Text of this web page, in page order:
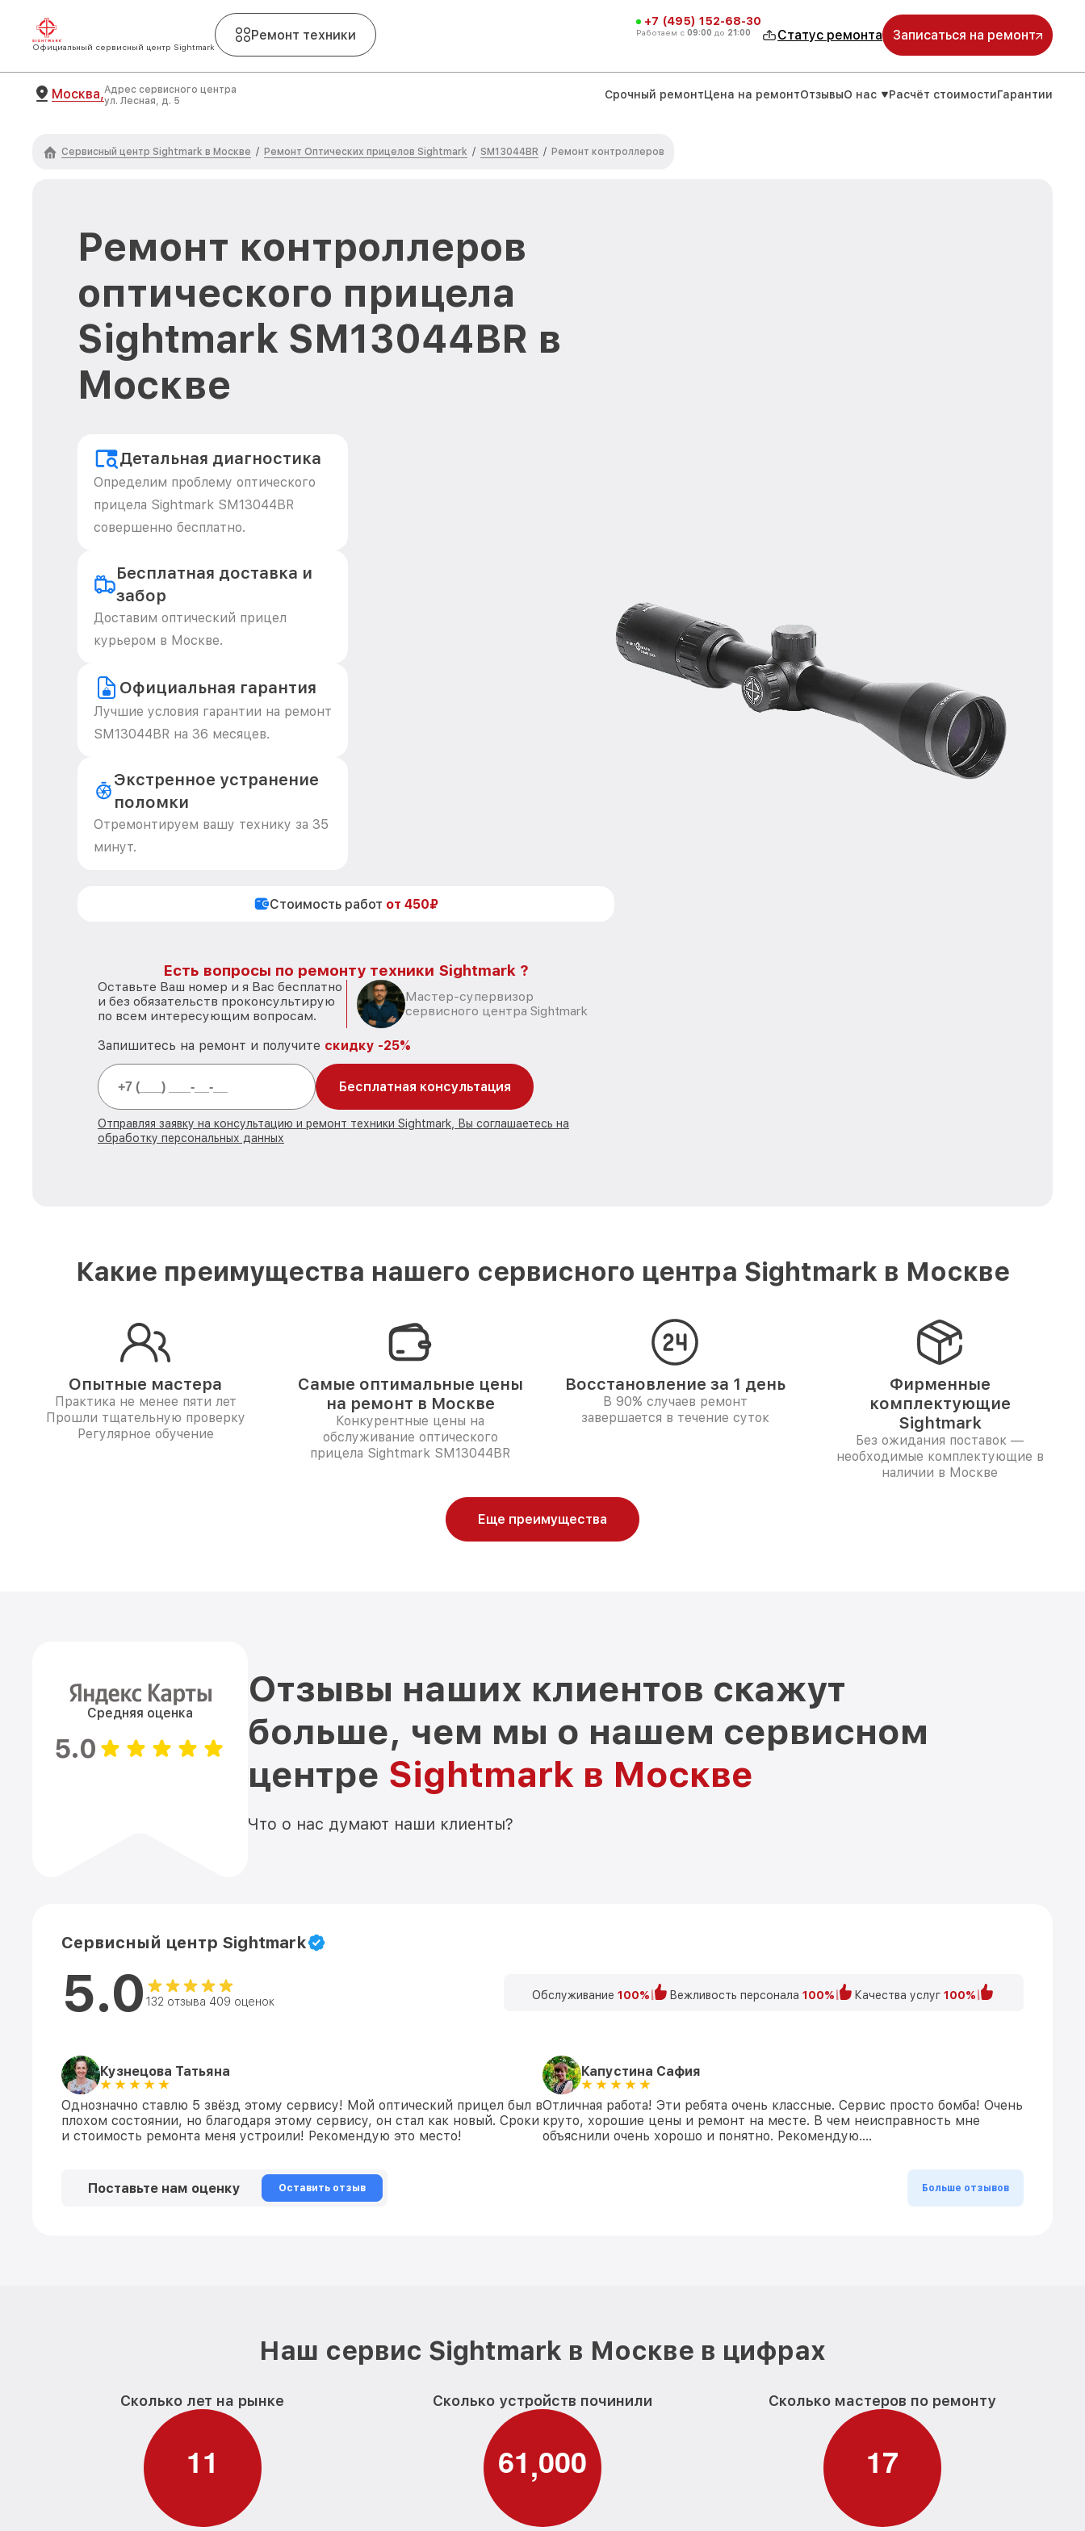
Официальный сервисный центр Sightmark
Ремонт техники
+7 (495) 152-68-30
Работаем с 09:00 до 21:00 Статус ремонта Записаться на ремонт
Москва,Адрес сервисного центра
ул. Лесная, д. 5
Срочный ремонтЦена на ремонтОтзывыО нас Расчёт стоимостиГарантии
Сервисный центр Sightmark в Москве / Ремонт Оптических прицелов Sightmark / SM13044BR / Ремонт контроллеров
Ремонт контроллеров
оптического прицела
Sightmark SM13044BR в
Москве
Детальная диагностика
Определим проблему оптического
прицела Sightmark SM13044BR
совершенно бесплатно.
Бесплатная доставка и
забор
Доставим оптический прицел
курьером в Москве.
Официальная гарантия
Лучшие условия гарантии на ремонт
SM13044BR на 36 месяцев.
Экстренное устранение
поломки
Отремонтируем вашу технику за 35
минут.
Стоимость работ от 450₽
Есть вопросы по ремонту техники Sightmark ?
Оставьте Ваш номер и я Вас бесплатно
и без обязательств проконсультирую
по всем интересующим вопросам.
Мастер-супервизор
сервисного центра Sightmark
Запишитесь на ремонт и получите скидку -25%
Бесплатная консультация
Отправляя заявку на консультацию и ремонт техники Sightmark, Вы соглашаетесь на
обработку персональных данных
Какие преимущества нашего сервисного центра Sightmark в Москве
Опытные мастера
Практика не менее пяти лет
Прошли тщательную проверку
Регулярное обучение
Самые оптимальные цены
на ремонт в Москве
Конкурентные цены на
обслуживание оптического
прицела Sightmark SM13044BR
Восстановление за 1 день
В 90% случаев ремонт
завершается в течение суток
Фирменные
комплектующие
Sightmark
Без ожидания поставок —
необходимые комплектующие в
наличии в Москве
Еще преимущества
Средняя оценка
5.0
Отзывы наших клиентов скажут
больше, чем мы о нашем сервисном
центре Sightmark в Москве
Что о нас думают наши клиенты?
Сервисный центр Sightmark
5.0 132 отзыва 409 оценок Обслуживание 100% Вежливость персонала 100% Качества услуг 100%
Кузнецова Татьяна
Однозначно ставлю 5 звёзд этому сервису! Мой оптический прицел был в
плохом состоянии, но благодаря этому сервису, он стал как новый. Сроки
и стоимость ремонта меня устроили! Рекомендую это место!
Капустина Сафия
Отличная работа! Эти ребята очень классные. Сервис просто бомба! Очень
круто, хорошие цены и ремонт на месте. В чем неисправность мне
объяснили очень хорошо и понятно. Рекомендую….
Поставьте нам оценку Оставить отзыв Больше отзывов
Наш сервис Sightmark в Москве в цифрах
Сколько лет на рынке
11
Сколько устройств починили
61,000
Сколько мастеров по ремонту
17